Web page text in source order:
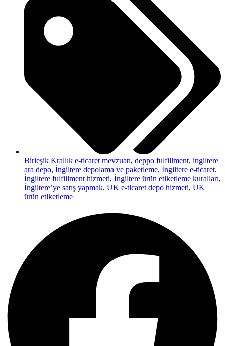
Birleşik Krallık e-ticaret mevzuatı, deppo fulfillment, ingiltere
ara depo, İngiltere depolama ve paketleme, İngiltere e-ticaret,
İngiltere fulfillment hizmeti, İngiltere ürün etiketleme kuralları,
İngiltere’ye satış yapmak, UK e-ticaret depo hizmeti, UK
ürün etiketleme